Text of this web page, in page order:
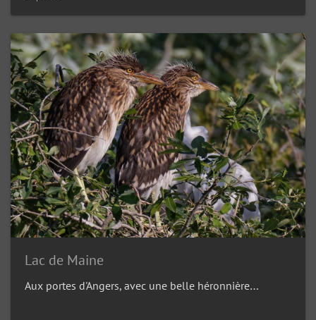
Lac de Maine
Aux portes d'Angers, avec une belle héronnière…